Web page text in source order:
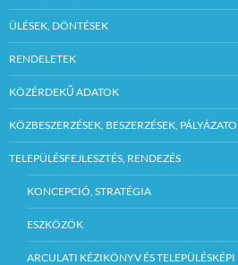
ÜLÉSEK, DÖNTÉSEK
RENDELETEK
KÖZÉRDEKŰ ADATOK
KÖZBESZERZÉSEK, BESZERZÉSEK,
TELEPÜLÉSFEJLESZTÉS, RENDEZÉS
KONCEPCIÓ, STRATÉGIA
ESZKÖZÖK
ARCULATI KÉZIKÖNYV ÉS